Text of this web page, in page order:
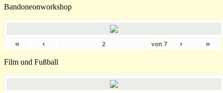
Bandoneonworkshop
« ‹ von7 › »
Film und Fußball